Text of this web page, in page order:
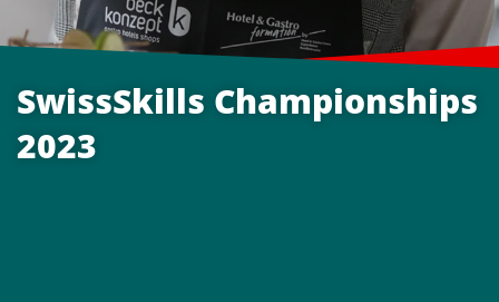
SwissSkills Championships
2023